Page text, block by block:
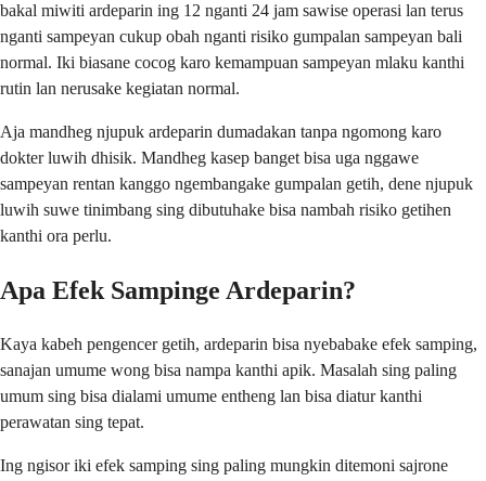
bakal miwiti ardeparin ing 12 nganti 24 jam sawise operasi lan terus
nganti sampeyan cukup obah nganti risiko gumpalan sampeyan bali
normal. Iki biasane cocog karo kemampuan sampeyan mlaku kanthi
rutin lan nerusake kegiatan normal.
Aja mandheg njupuk ardeparin dumadakan tanpa ngomong karo
dokter luwih dhisik. Mandheg kasep banget bisa uga nggawe
sampeyan rentan kanggo ngembangake gumpalan getih, dene njupuk
luwih suwe tinimbang sing dibutuhake bisa nambah risiko getihen
kanthi ora perlu.
Apa Efek Sampinge Ardeparin?
Kaya kabeh pengencer getih, ardeparin bisa nyebabake efek samping,
sanajan umume wong bisa nampa kanthi apik. Masalah sing paling
umum sing bisa dialami umume entheng lan bisa diatur kanthi
perawatan sing tepat.
Ing ngisor iki efek samping sing paling mungkin ditemoni sajrone